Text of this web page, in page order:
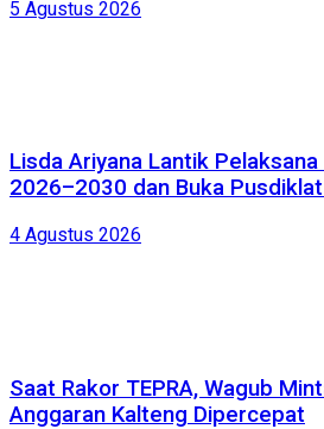
5 Agustus 2026
Lisda Ariyana Lantik Pelaksana
2026–2030 dan Buka
4 Agustus 2026
Saat Rakor TEPRA, Wagub
Anggaran Kalteng Dipercepat